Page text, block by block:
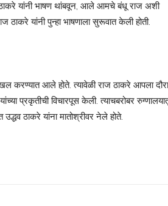
यांनी भाषण थांबवून, आले आमचे बंधू राज अशी
ठाकरे यांनी पुन्हा भाषणाला सुरूवात केली होती.
करण्यात आले होते. त्यावेळी राज ठाकरे आपला दौरा
प्रकृतीची विचारपूस केली. त्याचबरोबर
उद्धव ठाकरे यांना मातोश्रीवर नेले होते.